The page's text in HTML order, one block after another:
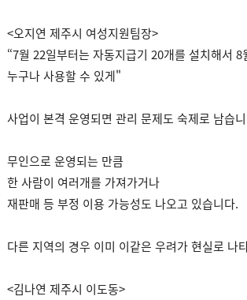
<오지연 제주시 여성지원팀장>
“7월 22일부터는 자동지급기 20개를 설치해서 8
누구나 사용할 수 있게"
사업이 본격 운영되면 관리 문제도 숙제로 남습
무인으로 운영되는 만큼
한 사람이 여러개를 가져가거나
재판매 등 부정 이용 가능성도 나오고 있습니다.
다른 지역의 경우 이미 이같은 우려가 현실로 나
<김나연 제주시 이도동>